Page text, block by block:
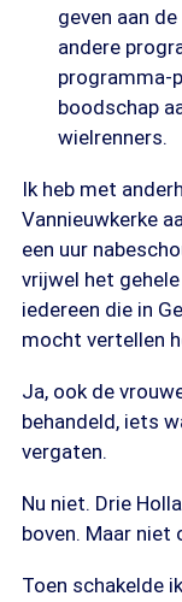
geven aan
andere
programma-
boodschap
wielrenners.
Ik heb met
Vannieuwkerke
een uur
vrijwel het
iedereen die in
mocht vertellen
Ja, ook de
behandeld, iets
vergaten.
Nu niet. Drie
boven. Maar niet
Toen schakelde